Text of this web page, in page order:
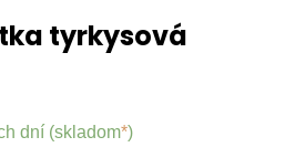
tyrkysová
dní (skladom*)